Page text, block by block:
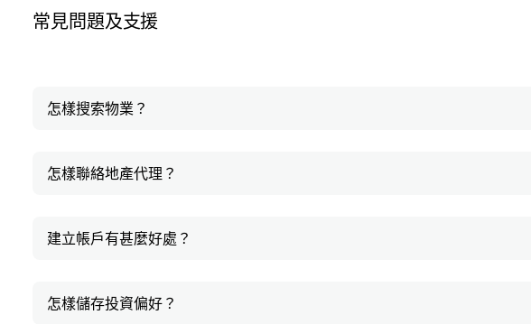
常見問題及支援
怎樣搜索物業？
怎樣聯絡地產代理？
建立帳戶有甚麼好處？
怎樣儲存投資偏好？